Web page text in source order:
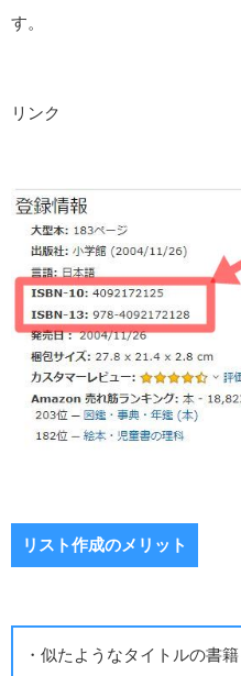
す。
リンク
リスト作成のメリット
・似たようなタイトルの書